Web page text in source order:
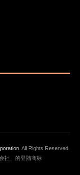
. All Rights Reserved.
社」的登陆商标